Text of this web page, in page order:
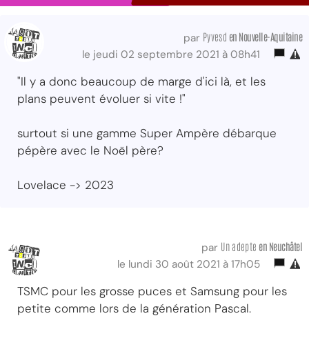
par Pyvesd en Nouvelle-Aquitaine
le jeudi 02 septembre 2021 à 08h41
"Il y a donc beaucoup de marge d'ici là, et les
plans peuvent évoluer si vite !"
surtout si une gamme Super Ampère débarque
pépère avec le Noël père?
Lovelace -> 2023
par Un adepte en Neuchâtel
le lundi 30 août 2021 à 17h05
TSMC pour les grosse puces et Samsung pour les
petite comme lors de la génération Pascal.